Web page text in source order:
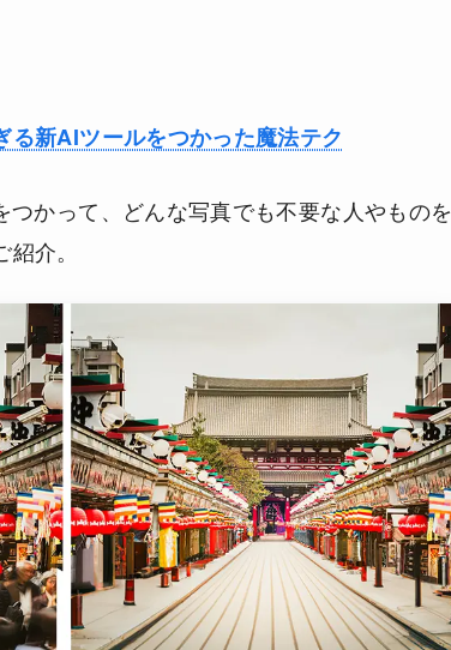
新AIツールをつかった魔法テク
かって、どんな写真でも不要な人やものを
介。